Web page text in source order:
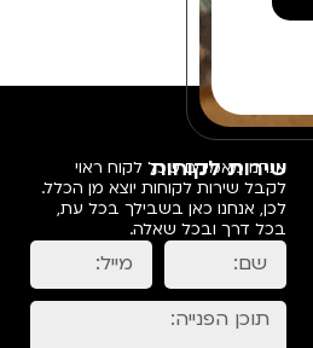
שירות לקוחות
אנחנו מאמינים שכל לקוח ראוי
לקבל שירות לקוחות יוצא מן הכלל.
לכן, אנחנו כאן בשבילך בכל עת,
בכל דרך ובכל שאלה.